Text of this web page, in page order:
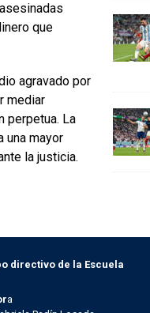
que
agravado por
mediar
perpetua. La
una mayor
la justicia.
directivo de la Escuela
a